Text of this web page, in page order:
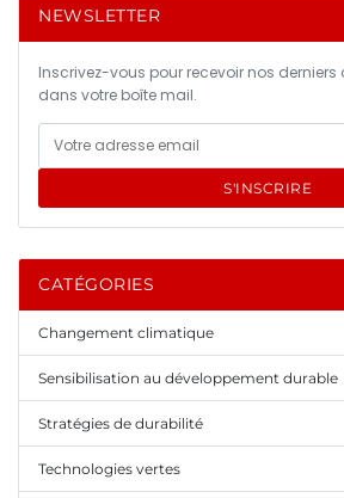
NEWSLETTER
Inscrivez-vous pour recevoir nos
dans votre boîte mail.
S'INSCRIRE
CATÉGORIES
Changement climatique
Sensibilisation au développement durable
Stratégies de durabilité
Technologies vertes